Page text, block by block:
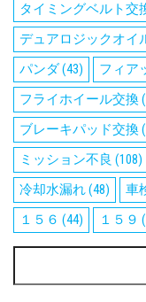
タイミングベルト交
デュアロジックオイ
パンダ(43) フィア
フライホイール交換
ブレーキパッド交換
ミッション不良 (108)
冷却水漏れ(48) 車
１５６ (44) １５９
索: